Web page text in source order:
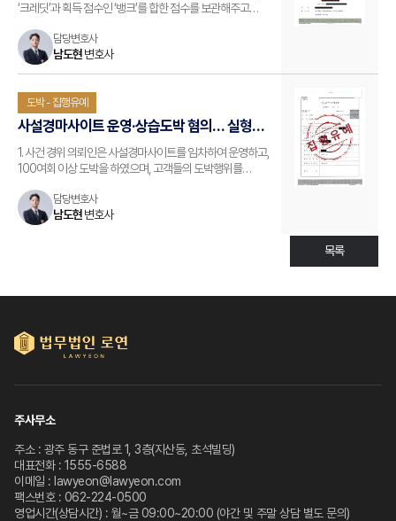
‘크레딧’과 획득 점수인 ‘뱅크’를 합한 점수를 보관해주고
조장하였다는 사유로 경찰에 단속되어 변호인에게 1심 변호를
의뢰하였습니다. 2. 법무법인 로연 변호사의 조력 남도현
변호사는 대한변호사협회 형사전분변호…
담당변호사
남도현변호사
도박 - 집행유예
사설경마사이트 운영·상습도박 혐의… 실형
피하고 집행유예로 마무리한 사례
1. 사건 경위 의뢰인은 사설경마사이트를 임차하여 운영하고,
100여회 이상 도박을 하였으며, 고객들의 도박행위를
의뢰하였습니다. 2. 법무법인 로연 변호사의 조력 남도현
변호사는 대한변호사협회 형사전분변호사로 등록하여
담당변호사
남도현변호사
목록
주사무소
주소 : 광주 동구 준법로 1, 3층(지산동, 초석빌딩)
대표전화 : 1555-6588
이메일 : lawyeon@lawyeon.com
팩스번호 : 062-224-0500
영업시간(상담시간) : 월~금 09:00~20:00 (야간 및 주말 상담 별도 문의)